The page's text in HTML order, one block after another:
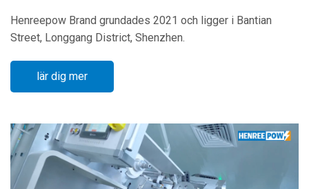
Henreepow Brand grundades 2021 och ligger i Bantian
Street, Longgang District, Shenzhen.
lär dig mer